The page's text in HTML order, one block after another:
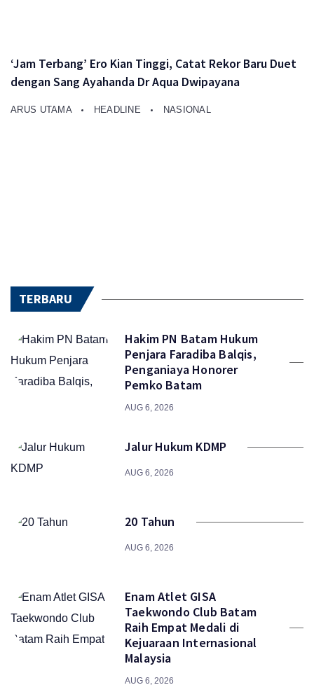
‘Jam Terbang’ Ero Kian Tinggi, Catat Rekor Baru Duet
dengan Sang Ayahanda Dr Aqua Dwipayana
ARUS UTAMA HEADLINE NASIONAL
TERBARU
Hakim PN Batam Hukum
Penjara Faradiba Balqis,
Penganiaya Honorer
Pemko Batam
AUG 6, 2026
Jalur Hukum KDMP
AUG 6, 2026
20 Tahun
AUG 6, 2026
Enam Atlet GISA
Taekwondo Club Batam
Raih Empat Medali di
Kejuaraan Internasional
Malaysia
AUG 6, 2026